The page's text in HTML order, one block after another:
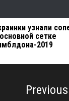
узнали
сетке
2019
записямPrevious